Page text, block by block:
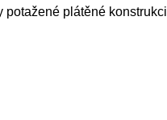
plátěné